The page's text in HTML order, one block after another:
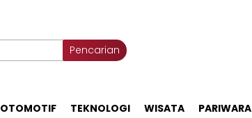
Pencarian
OTOMOTIF TEKNOLOGI WISATA PARIWARA